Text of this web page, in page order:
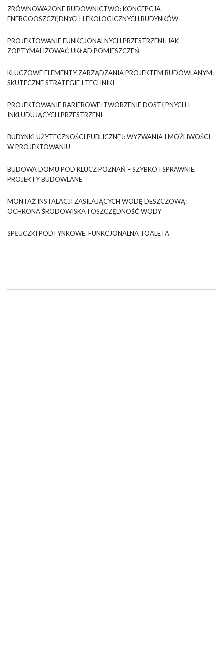
ZRÓWNOWAŻONE BUDOWNICTWO: KONCEPCJA
ENERGOOSZCZĘDNYCH I EKOLOGICZNYCH BUDYNKÓW
PROJEKTOWANIE FUNKCJONALNYCH PRZESTRZENI: JAK
ZOPTYMALIZOWAĆ UKŁAD POMIESZCZEŃ
KLUCZOWE ELEMENTY ZARZĄDZANIA PROJEKTEM BUDOWLANYM:
SKUTECZNE STRATEGIE I TECHNIKI
PROJEKTOWANIE BARIEROWE: TWORZENIE DOSTĘPNYCH I
INKLUDUJĄCYCH PRZESTRZENI
BUDYNKI UŻYTECZNOŚCI PUBLICZNEJ: WYZWANIA I MOŻLIWOŚCI
W PROJEKTOWANIU
BUDOWA DOMU POD KLUCZ POZNAŃ – SZYBKO I SPRAWNIE.
PROJEKTY BUDOWLANE
MONTAŻ INSTALACJI ZASILAJĄCYCH WODĘ DESZCZOWĄ:
OCHRONA ŚRODOWISKA I OSZCZĘDNOŚĆ WODY
SPŁUCZKI PODTYNKOWE. FUNKCJONALNA TOALETA